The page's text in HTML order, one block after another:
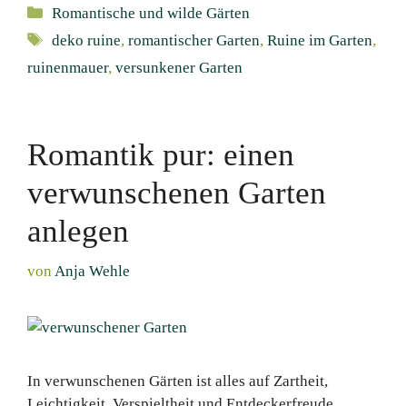
Kategorien
Romantische und wilde Gärten
Schlagwörter
deko ruine,romantischer Garten,Ruine im Garten,
ruinenmauer, versunkener Garten
Romantik pur: einen
verwunschenen Garten
anlegen
von Anja Wehle
In verwunschenen Gärten ist alles auf Zartheit,